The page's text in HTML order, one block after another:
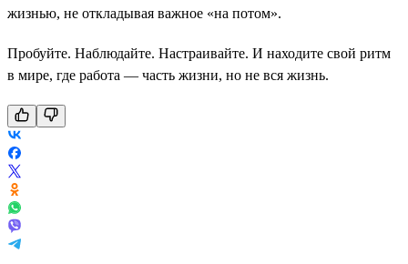
жизнью, не откладывая важное «на потом».
Пробуйте. Наблюдайте. Настраивайте. И находите свой ритм
в мире, где работа — часть жизни, но не вся жизнь.